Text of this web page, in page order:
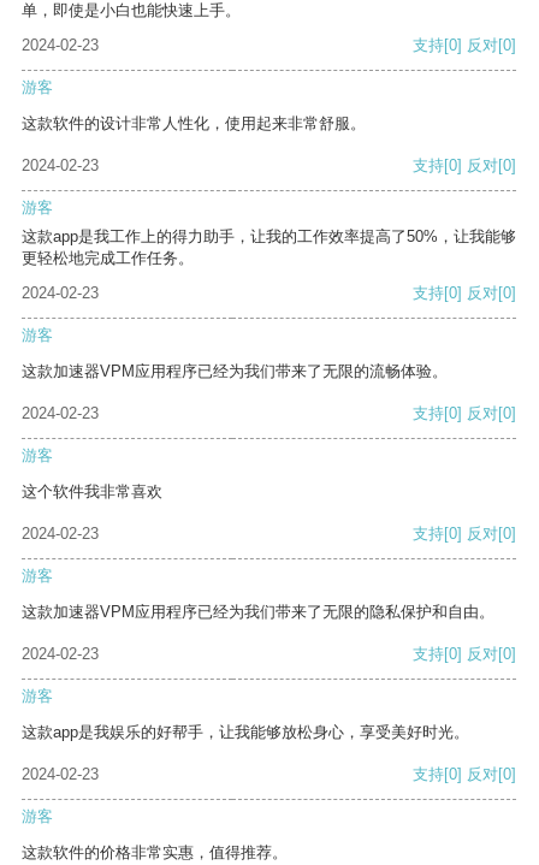
单，即使是小白也能快速上手。
2024-02-23
支持[0] 反对[0]
游客
这款软件的设计非常人性化，使用起来非常舒服。
2024-02-23 支持[0] 反对[0]
游客
这款app是我工作上的得力助手，让我的工作效率提高了50%，让我能够
更轻松地完成工作任务。
2024-02-23
支持[0] 反对[0]
游客
这款加速器VPM应用程序已经为我们带来了无限的流畅体验。
2024-02-23 支持[0] 反对[0]
游客
这个软件我非常喜欢
2024-02-23 支持[0] 反对[0]
游客
这款加速器VPM应用程序已经为我们带来了无限的隐私保护和自由。
2024-02-23 支持[0] 反对[0]
游客
这款app是我娱乐的好帮手，让我能够放松身心，享受美好时光。
2024-02-23 支持[0] 反对[0]
游客
这款软件的价格非常实惠，值得推荐。